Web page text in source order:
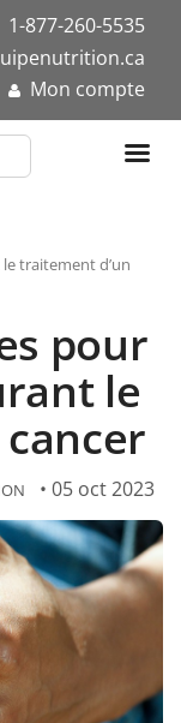
1-877-260-5535
Mon compte
traitement d’un
pour
le
• 05 oct 2023